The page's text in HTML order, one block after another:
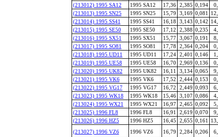
(213012) 1995 SA12
1995 SA12 17,36 2,385 0,194
(213013) 1995 SN25
1995 SN25 15,79 3,169 0,081
(213014) 1995 SS41
1995 SS41 16,18 3,143 0,142
(213015) 1995 SE50
1995 SE50 17,12 2,388 0,235
(213016) 1995 SX51
1995 SX51 15,77 3,067 0,191
(213017) 1995 SO81
1995 SO81 17,78 2,364 0,204
(213018) 1995 UD11
1995 UD11 17,24 2,401 0,146
(213019) 1995 UE58
1995 UE58 16,70 2,969 0,136
(213020) 1995 UK82
1995 UK82 16,11 3,134 0,065
(213021) 1995 VK6
1995 VK6 17,52 2,444 0,153
(213022) 1995 VG17
1995 VG17 16,72 2,449 0,093
(213023) 1995 WK18
1995 WK18 15,46 3,107 0,086
(213024) 1995 WX21
1995 WX21 16,97 2,465 0,092
(213025) 1996 FL8
1996 FL8 16,91 2,619 0,070
(213026) 1996 HZ5
1996 HZ5 16,45 2,655 0,161
(213027) 1996 VZ6
1996 VZ6 16,79 2,284 0,206